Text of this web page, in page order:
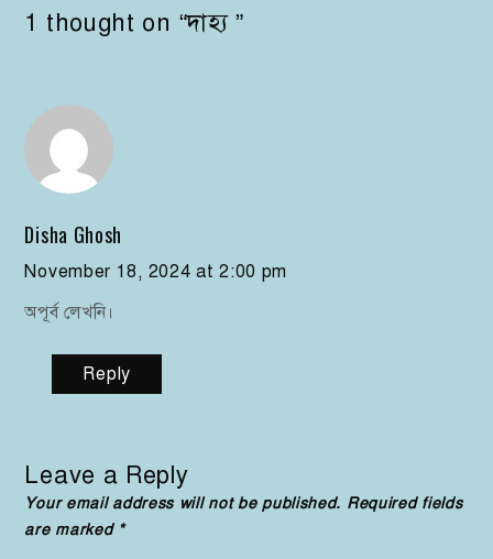
1 thought on “দাহ্য”
Disha Ghosh
November 18, 2024 at 2:00 pm
অপূর্ব লেখনি।
Reply
Leave a Reply
Your email address will not be published. Required fields
are marked *